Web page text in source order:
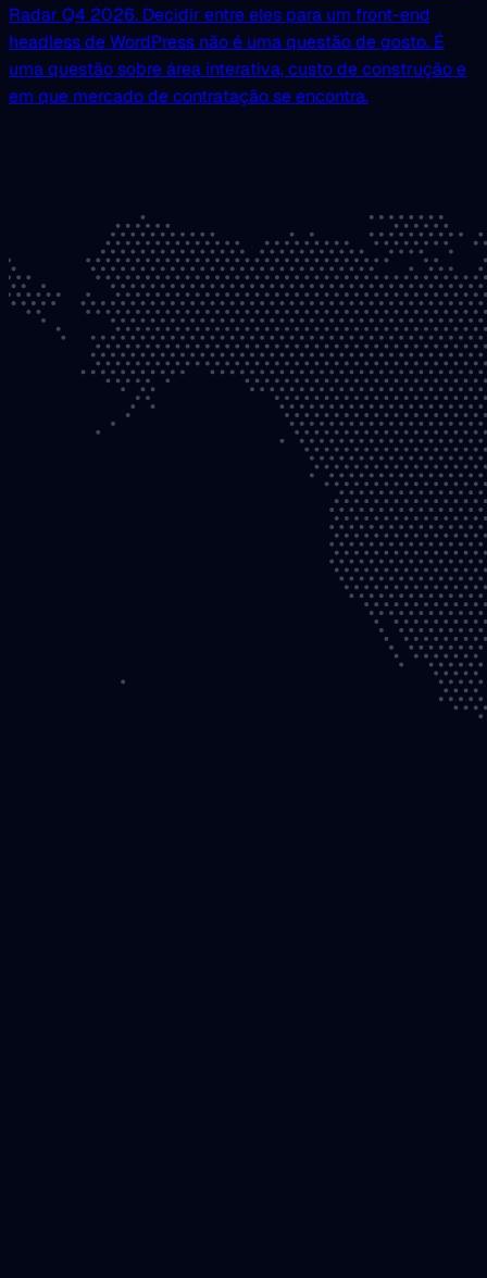
Radar Q4 2026. Decidir entre eles para um front-end
headless de WordPress não é uma questão de gosto. É
uma questão sobre área interativa, custo de construção e
em que mercado de contratação se encontra.